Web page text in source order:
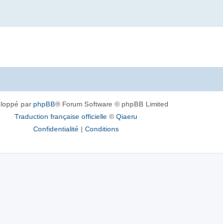
parphpBB® Forum Software © phpBB Limited
Traduction française officielle ©Qiaeru
Confidentialité | Conditions